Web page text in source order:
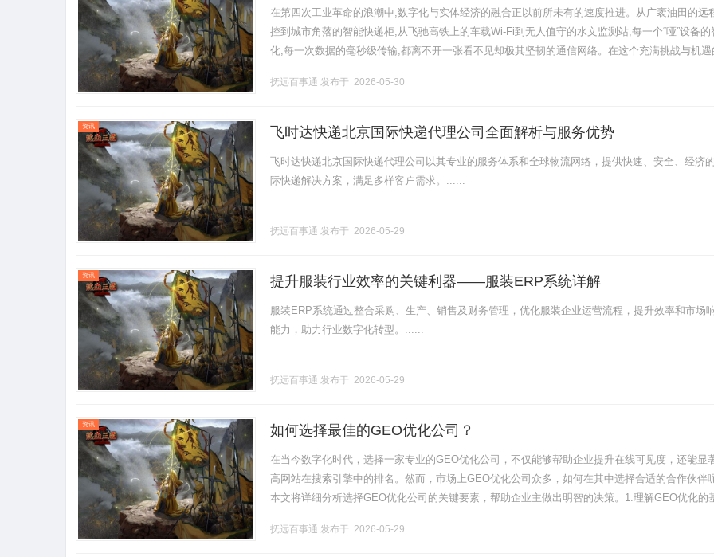
炎兵
在第四次工业革命的浪潮中,数字化与实体经济的融合正以前所未有的速度推进。从广袤油田的远
控到城市角落的智能快递柜,从飞驰高铁上的车载Wi-Fi到无人值守的水文监测站,每一个“哑”设备的
化,每一次数据的毫秒级传输,都离不开一张看不见却极其坚韧的通信网络。在这个充满挑战与机遇
抚远百事通 发布于 2026-05-30
资讯 飞时达快递北京国际快递代理公司全面解析与服务优势
飞时达快递北京国际快递代理公司以其专业的服务体系和全球物流网络，提供快速、安全、经济
际快递解决方案，满足多样客户需求。......
抚远百事通 发布于 2026-05-29
资讯 提升服装行业效率的关键利器——服装ERP系统详解
服装ERP系统通过整合采购、生产、销售及财务管理，优化服装企业运营流程，提升效率和市场
能力，助力行业数字化转型。......
抚远百事通 发布于 2026-05-29
资讯 如何选择最佳的GEO优化公司？
在当今数字化时代，选择一家专业的GEO优化公司，不仅能够帮助企业提升在线可见度，还能显
高网站在搜索引擎中的排名。然而，市场上GEO优化公司众多，如何在其中选择合适的合作伙伴
本文将详细分析选择GEO优化公司的关键要素，帮助企业主做出明智的决策。1.理解GEO优化的
的.........
抚远百事通 发布于 2026-05-29